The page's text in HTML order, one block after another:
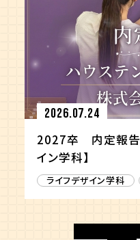
2026.07.24
2027卒 内定報告
イン学科】
ライフデザイン学科